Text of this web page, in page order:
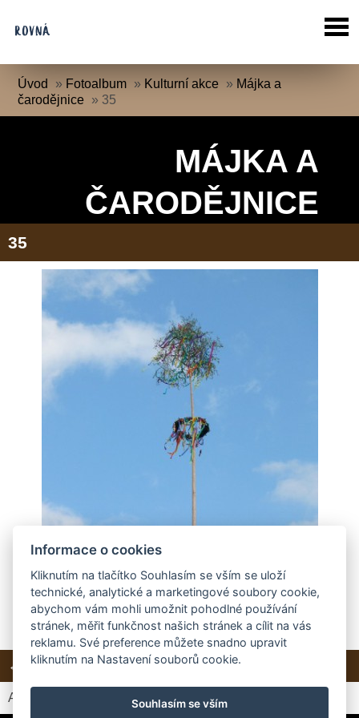
Úvod » Fotoalbum » Kulturní akce » Májka a
čarodějnice »35
MÁJKA A
ČARODĚJNICE
35
← Předchozí Další → Zpět do složky
Automatické procházení: 3 | 4| |
Informace o cookies
Kliknutím na tlačítko Souhlasím se vším se uloží
technické, analytické a marketingové soubory cookie,
abychom vám mohli umožnit pohodlné používání
stránek, měřit funkčnost našich stránek a cílit na vás
reklamu. Své preference můžete snadno upravit
kliknutím na Nastavení souborů cookie.
Souhlasím se vším